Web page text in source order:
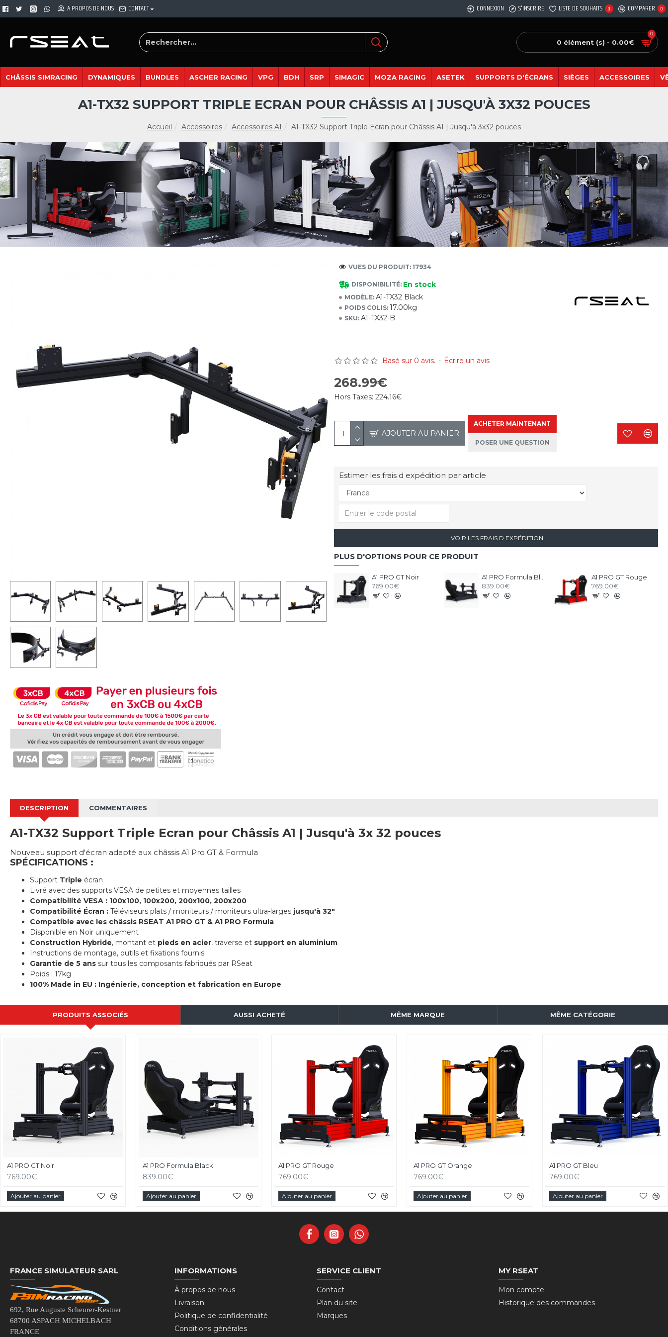
A PROPOS DE NOUS CONTACT CONNEXION S'INSCRIRE LISTE DE SOUHAITS 0 COMPARER 0
0 élément (s) - 0.00€
0
CHÂSSIS SIMRACING DYNAMIQUES BUNDLES ASCHER RACING VPG BDH SRP SIMAGIC MOZA RACING ASETEK SUPPORTS D'ÉCRANS SIÈGES ACCESSOIRES
Accueil Accessoires Accessoires A1 A1-TX32 Support Triple Ecran pour Châssis A1 | Jusqu'à 3x32 pouces
A1-TX32 SUPPORT TRIPLE ECRAN POUR CHÂSSIS A1 | JUSQU'À 3X32 POUCES
DISPONIBILITÉ: En stock
MODÈLE: A1-TX32 Black
POIDS COLIS: 17.00kg
SKU: A1-TX32-B
VUES DU PRODUIT: 17934
Basé sur 0 avis. - Écrire un avis
268.99€
Hors Taxes: 224.16€
AJOUTER AU PANIER
ACHETER MAINTENANT
POSER UNE QUESTION
Estimer les frais d expédition par article
VOIR LES FRAIS D EXPÉDITION
PLUS D'OPTIONS POUR CE PRODUIT
A1 PRO GT Noir
769.00€
839.00€
A1 PRO GT Rouge
769.00€
DESCRIPTION COMMENTAIRES
A1-TX32 Support Triple Ecran pour Châssis A1 | Jusqu'à 3x 32 pouces
Nouveau support d'écran adapté aux châssis A1 Pro GT & Formula
SPÉCIFICATIONS :
Support Triple écran
Livré avec des supports VESA de petites et moyennes tailles
Compatibilité VESA : 100x100, 100x200, 200x100, 200x200
Compatibilité Écran : Téléviseurs plats / moniteurs / moniteurs ultra-larges jusqu'à 32"
Compatible avec les châssis RSEAT A1 PRO GT & A1 PRO Formula
Disponible en Noir uniquement
Construction Hybride, montant et pieds en acier, traverse et support en aluminium
Instructions de montage, outils et fixations fournis.
Garantie de 5 ans sur tous les composants fabriqués par RSeat
Poids : 17kg
100% Made in EU : Ingénierie, conception et fabrication en Europe
PRODUITS ASSOCIÉS AUSSI ACHETÉ MÊME MARQUE MÊME CATÉGORIE
A1 PRO GT Noir
769.00€
Ajouter au panier
A1 PRO Formula Black
839.00€
Ajouter au panier
A1 PRO GT Rouge
769.00€
Ajouter au panier
A1 PRO GT Orange
769.00€
Ajouter au panier
A1 PRO GT Bleu
769.00€
Ajouter au panier
FRANCE SIMULATEUR SARL
692, Rue Auguste Scheurer-Kestner
68700 ASPACH MICHELBACH
FRANCE
INFORMATIONS
À propos de nous
Livraison
Politique de confidentialité
Conditions générales
SERVICE CLIENT
Contact
Plan du site
Marques
MY RSEAT
Mon compte
Historique des commandes